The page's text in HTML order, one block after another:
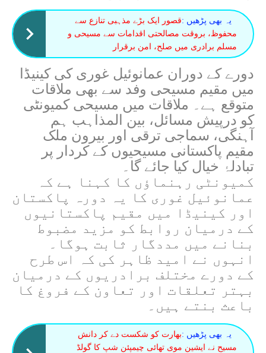
یہ بھی پڑھیں :قصور ایک بڑے مذہبی تنازع سے
محفوظ، بروقت مصالحتی اقدامات سے مسیحی و
مسلم برادری میں صلح، امن برقرار
دورے کے دوران عمانوئیل غوری کی کینیڈا
میں مقیم مسیحی وفد سے بھی ملاقات
متوقع ہے۔ ملاقات میں مسیحی کمیونٹی
کو درپیش مسائل، بین المذاہب ہم
آہنگی، سماجی ترقی اور بیرون ملک
مقیم پاکستانی مسیحیوں کے کردار پر
تبادلۂ خیال کیا جائے گا۔
کمیونٹی رہنماؤں کا کہنا ہے کہ
عمانوئیل غوری کا یہ دورہ پاکستان
اور کینیڈا میں مقیم پاکستانیوں
کے درمیان روابط کو مزید مضبوط
بنانے میں مددگار ثابت ہوگا۔
انہوں نے امید ظاہر کی کہ اس طرح
کے دورے مختلف برادریوں کے درمیان
بہتر تعلقات اور تعاون کے فروغ کا
باعث بنتے ہیں۔
یہ بھی پڑھیں :بھارت کو شکست دے کر دانش
مسیح نے ایشین موی تھائی چیمپئن شپ کا گولڈ